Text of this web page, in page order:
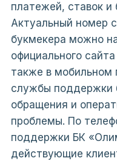
платежей, ставок
Актуальный номер
букмекера можно
официального
также в мобильном
службы поддержки
обращения и
проблемы. По
поддержки БК
действующие